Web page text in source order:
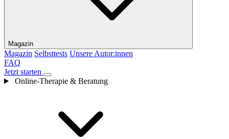
Magazin
Magazin Selbsttests Unsere Autor:innen
FAQ
Jetzt starten
Online-Therapie & Beratung